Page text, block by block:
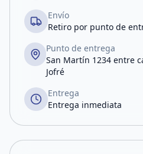
Envío
Retiro por punto de
Punto de entrega
San Martín 1234 entre
Jofré
Entrega
Entrega inmediata